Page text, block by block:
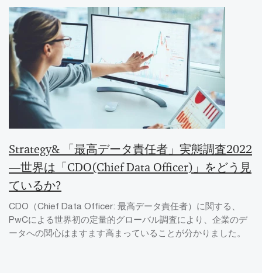
Strategy& 「最高データ責任者」実態調査2022
―世界は「CDO(Chief Data Officer)」をどう見
ているか?
CDO（Chief Data Officer: 最高データ責任者）に関する、
PwCによる世界初の定量的グローバル調査により、企業のデ
ータへの関心はますます高まっていることが分かりました。